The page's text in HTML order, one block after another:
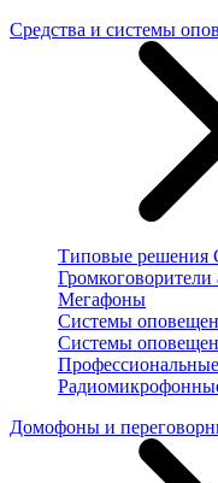
Средства и системы
Типовые
Громкоговорители
Мегафоны
Системы
Системы
Домофоны и